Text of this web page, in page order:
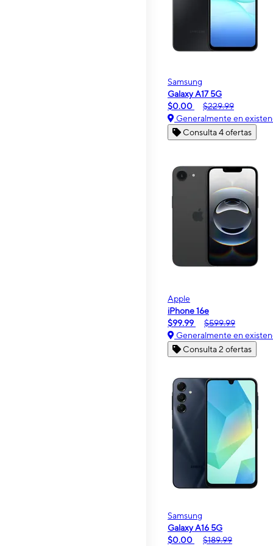
Samsung
Galaxy A17 5G
$0.00
$229.99
Generalmente en
Consulta 4 ofertas
Apple
iPhone 16e
$99.99
$599.99
Generalmente en
Consulta 2 ofertas
Samsung
Galaxy A16 5G
$0.00
$189.99